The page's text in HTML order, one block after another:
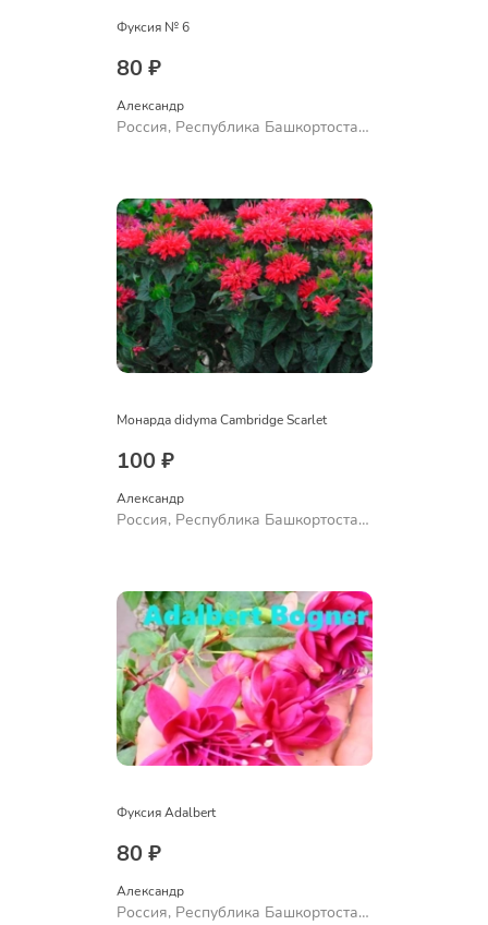
Фуксия № 6
80 ₽
Александр
Россия, Республика Башкортостан,
Монарда didyma Cambridge Scarlet
100 ₽
Александр
Россия, Республика Башкортостан,
Фуксия Adalbert
80 ₽
Александр
Россия, Республика Башкортостан,